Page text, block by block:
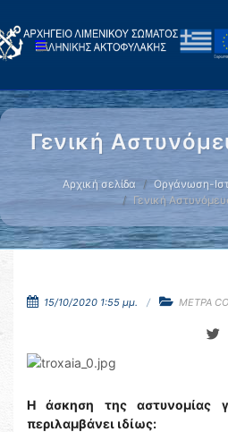
Γενική
Αρχική σελίδα Οργάνωση-
Γενική
15/10/2020 1:55 μμ. ΜΕΤΡΑ
Η άσκηση της αστυνομίας
περιλαμβάνει ιδίως: